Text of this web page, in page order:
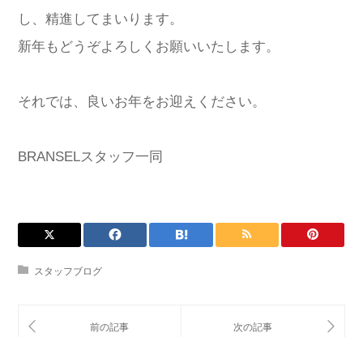
し、精進してまいります。
新年もどうぞよろしくお願いいたします。
それでは、良いお年をお迎えください。
BRANSELスタッフ一同
スタッフブログ